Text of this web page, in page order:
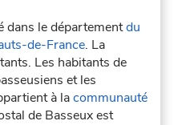
dans le départementdu
de-France. La
Les habitants de
et les
à lacommunauté
de Basseux est